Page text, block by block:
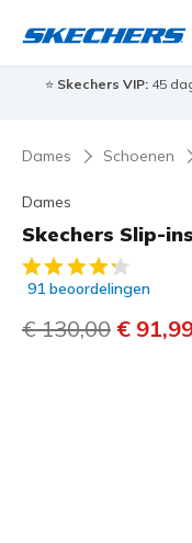
⭐ Skechers VIP:45
Dames Schoenen
Dames
Skechers Slip-
5 van de 5
91 beoordelingen
Prijs verlaagd
€ 130,00 naar
€